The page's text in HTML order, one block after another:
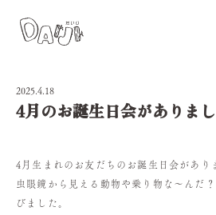
2025.4.18
4月のお誕生日会がありまし
4月生まれのお友だちのお誕生日会があり
虫眼鏡から見える動物や乗り物な～んだ
びました。